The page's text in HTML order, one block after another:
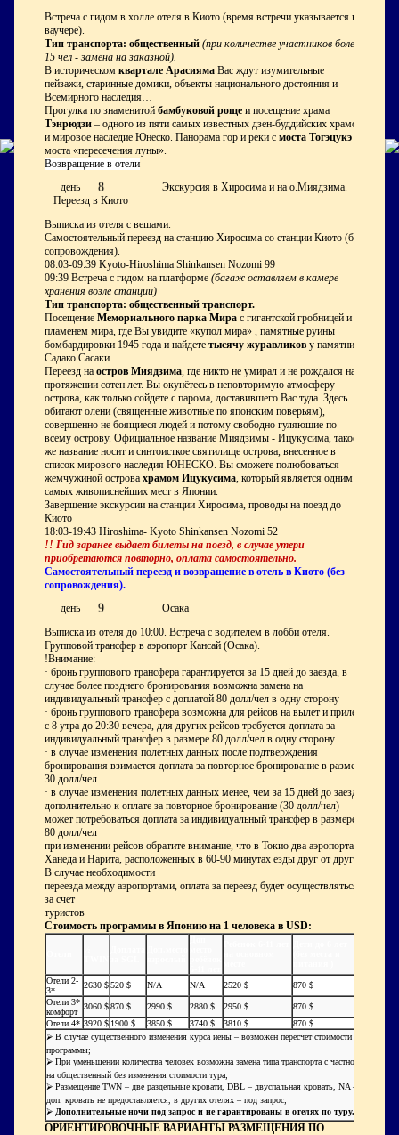
Встреча с гидом в холле отеля в Киото (время встречи указывается в
ваучере).
Тип транспорта: общественный (при количестве участников более
15 чел - замена на заказной).
В историческом квартале Арасияма Вас ждут изумительные
пейзажи, старинные домики, объекты национального достояния и
Всемирного наследия…
Прогулка по знаменитой бамбуковой роще и посещение храма
Тэнрюдзи – одного из пяти самых известных дзен-буддийских храмов
и мировое наследие Юнеско. Панорама гор и реки с моста Тогэцукэ
моста «пересечения луны».
Возвращение в отели
день
8
Экскурсия в Хиросима и на о.Миядзима.
Переезд в Киото
Выписка из отеля с вещами.
Самостоятельный переезд на станцию Хиросима со станции Киото (без
сопровождения).
08:03-09:39 Kyoto-Hiroshima Shinkansen Nozomi 99
09:39 Встреча с гидом на платформе (багаж оставляем в камере
хранения возле станции)
Тип транспорта: общественный транспорт.
Посещение Мемориального парка Мира с гигантской гробницей и
пламенем мира, где Вы увидите «купол мира» , памятные руины
бомбардировки 1945 года и найдете тысячу журавликов у памятника
Садако Сасаки.
Переезд на остров Миядзима , где никто не умирал и не рождался на
протяжении сотен лет. Вы окунётесь в неповторимую атмосферу
острова, как только сойдете с парома, доставившего Вас туда. Здесь
обитают олени (священные животные по японским поверьям),
совершенно не боящиеся людей и потому свободно гуляющие по
всему острову. Официальное название Миядзимы - Ицукусима, такое
же название носит и синтоисткое святилище острова, внесенное в
список мирового наследия ЮНЕСКО. Вы сможете полюбоваться
жемчужиной острова храмом Ицукусима , который является одним из
самых живописнейших мест в Японии.
Завершение экскурсии на станции Хиросима, проводы на поезд до
Киото
18:03-19:43 Hiroshima- Kyoto Shinkansen Nozomi 52
!! Гид заранее выдает билеты на поезд, в случае утери
приобретаются повторно, оплата самостоятельно.
Самостоятельный переезд и возвращение в отель в Киото (без
сопровождения).
день
9
Осака
Выписка из отеля до 10:00. Встреча с водителем в лобби отеля.
Групповой трансфер в аэропорт Кансай (Осака).
!Внимание:
· бронь группового трансфера гарантируется за 15 дней до заезда, в
случае более позднего бронирования возможна замена на
индивидуальный трансфер с доплатой 80 долл/чел в одну сторону
· бронь группового трансфера возможна для рейсов на вылет и прилет
с 8 утра до 20:30 вечера, для других рейсов требуется доплата за
индивидуальный трансфер в размере 80 долл/чел в одну сторону
· в случае изменения полетных данных после подтверждения
бронирования взимается доплата за повторное бронирование в размере
30 долл/чел
· в случае изменения полетных данных менее, чем за 15 дней до заезда,
дополнительно к оплате за повторное бронирование (30 долл/чел)
может потребоваться доплата за индивидуальный трансфер в размере
80 долл/чел
при изменении рейсов обратите внимание, что в Токио два аэропорта -
Ханеда и Нарита, расположенных в 60-90 минутах езды друг от друга.
В случае необходимости
переезда между аэропортами, оплата за переезд будет осуществляться
за счет
туристов
Стоимость программы в Японию на 1 человека в USD:
Отели 2-
3*
2630 $520 $ N/A N/A 2520 $
870 $
Отели 3*
комфорт
3060 $870 $ 2990 $ 2880 $ 2950 $
870 $
Отели 4* 3920 $ 1900 $ 3850 $ 3740 $ 3810 $
870 $
⮚ В случае существенного изменения курса иены – возможен пересчет стоимости
программы;
⮚ При уменьшении количества человек возможна замена типа транспорта с частного
на общественный без изменения стоимости тура;
⮚ Размещение TWN – две раздельные кровати, DBL – двуспальная кровать, NA –
доп. кровать не предоставляется, в других отелях – под запрос;
⮚ Дополнительные ночи под запрос и не гарантированы в отелях по туру.
ОРИЕНТИРОВОЧНЫЕ ВАРИАНТЫ РАЗМЕЩЕНИЯ ПО